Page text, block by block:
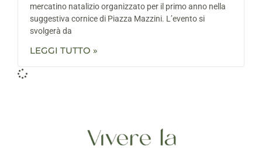
mercatino natalizio organizzato per il primo anno nella
suggestiva cornice di Piazza Mazzini. L’evento si
svolgerà da
LEGGI TUTTO »